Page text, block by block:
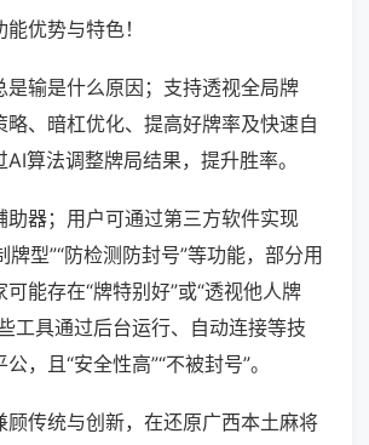
优势与特色！
是输是什么原因；支持透视全局牌
略、暗杠优化、提高好牌率及快速自
算法调整牌局结果，提升胜率。
助器；用户可通过第三方软件实现
牌型”“防检测防封号”等功能，部分用
能存在“牌特别好”或“透视他人牌
工具通过后台运行、自动连接等技
，且“安全性高”“不被封号”。
顾传统与创新，在还原广西本土麻将